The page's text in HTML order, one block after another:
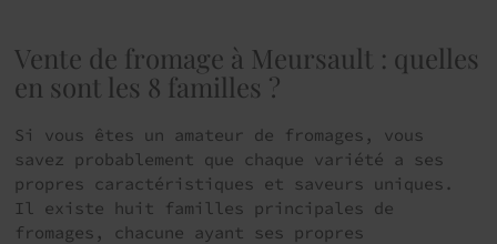
Vente de fromage à Meursault : quelles
en sont les 8 familles ?
Si vous êtes un amateur de fromages, vous
savez probablement que chaque variété a ses
propres caractéristiques et saveurs uniques.
Il existe huit familles principales de
fromages, chacune ayant ses propres